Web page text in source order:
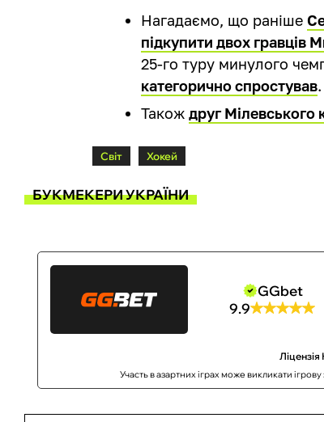
Нагадаємо, що раніше
підкупити двох гравців
25-го туру минулого
категорично спростував.
Такождруг Мілевського
Світ Хокей
БУКМЕКЕРИ УКРАЇНИ
GGbet
9.9
Участь в азартних іграх може викликати